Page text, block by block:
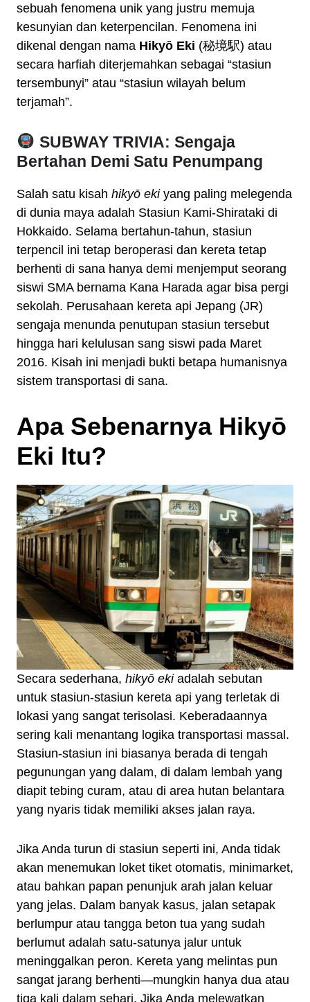
sebuah fenomena unik yang justru memuja
kesunyian dan keterpencilan. Fenomena ini
dikenal dengan nama Hikyō Eki (秘境駅) atau
secara harfiah diterjemahkan sebagai “stasiun
tersembunyi” atau “stasiun wilayah belum
terjamah”.
SUBWAY TRIVIA: Sengaja
Bertahan Demi Satu Penumpang
Salah satu kisah hikyō ekiyang paling melegenda
di dunia maya adalah Stasiun Kami-Shirataki di
Hokkaido. Selama bertahun-tahun, stasiun
terpencil ini tetap beroperasi dan kereta tetap
berhenti di sana hanya demi menjemput seorang
siswi SMA bernama Kana Harada agar bisa pergi
sekolah. Perusahaan kereta api Jepang (JR)
sengaja menunda penutupan stasiun tersebut
hingga hari kelulusan sang siswi pada Maret
2016. Kisah ini menjadi bukti betapa humanisnya
sistem transportasi di sana.
Apa Sebenarnya Hikyō
Eki Itu?
Secara sederhana, hikyō ekiadalah sebutan
untuk stasiun-stasiun kereta api yang terletak di
lokasi yang sangat terisolasi. Keberadaannya
sering kali menantang logika transportasi massal.
Stasiun-stasiun ini biasanya berada di tengah
pegunungan yang dalam, di dalam lembah yang
diapit tebing curam, atau di area hutan belantara
yang nyaris tidak memiliki akses jalan raya.
Jika Anda turun di stasiun seperti ini, Anda tidak
akan menemukan loket tiket otomatis, minimarket,
atau bahkan papan penunjuk arah jalan keluar
yang jelas. Dalam banyak kasus, jalan setapak
berlumpur atau tangga beton tua yang sudah
berlumut adalah satu-satunya jalur untuk
meninggalkan peron. Kereta yang melintas pun
sangat jarang berhenti—mungkin hanya dua atau
tiga kali dalam sehari. Jika Anda melewatkan